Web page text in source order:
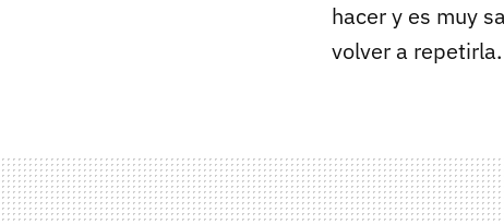
hacer y es muy
volver a repetirla.